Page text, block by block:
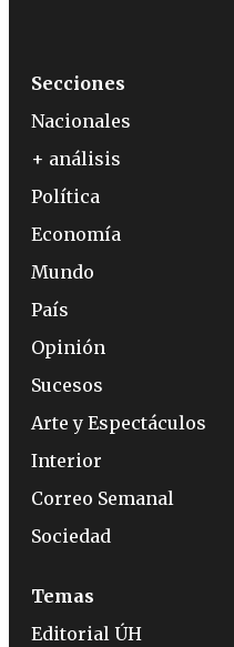
Secciones
Nacionales
+ análisis
Política
Economía
Mundo
País
Opinión
Sucesos
Arte y Espectáculos
Interior
Correo Semanal
Sociedad
Temas
Editorial ÚH